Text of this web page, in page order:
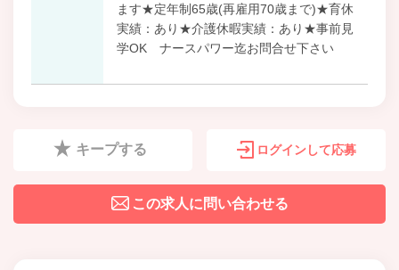
ます★定年制65歳(再雇用70歳まで)★育休
実績：あり★介護休暇実績：あり★事前見
学OK ナースパワー迄お問合せ下さい
キープする ログインして応募
この求人に問い合わせる